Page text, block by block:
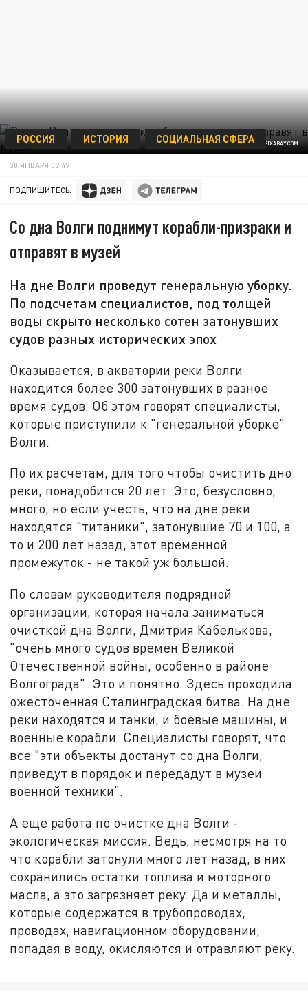
ФОТО/PIXABAY.COM
РОССИЯ ИСТОРИЯ СОЦИАЛЬНАЯ СФЕРА
30 ЯНВАРЯ 09:49
ПОДПИШИТЕСЬ:
Со дна Волги поднимут корабли-призраки и
отправят в музей
На дне Волги проведут генеральную уборку.
По подсчетам специалистов, под толщей
воды скрыто несколько сотен затонувших
судов разных исторических эпох
Оказывается, в акватории реки Волги
находится более 300 затонувших в разное
время судов. Об этом говорят специалисты,
которые приступили к "генеральной уборке"
Волги.
По их расчетам, для того чтобы очистить дно
реки, понадобится 20 лет. Это, безусловно,
много, но если учесть, что на дне реки
находятся "титаники", затонувшие 70 и 100, а
то и 200 лет назад, этот временной
промежуток - не такой уж большой.
По словам руководителя подрядной
организации, которая начала заниматься
очисткой дна Волги, Дмитрия Кабелькова,
"очень много судов времен Великой
Отечественной войны, особенно в районе
Волгограда". Это и понятно. Здесь проходила
ожесточенная Сталинградская битва. На дне
реки находятся и танки, и боевые машины, и
военные корабли. Специалисты говорят, что
все "эти объекты достанут со дна Волги,
приведут в порядок и передадут в музеи
военной техники".
А еще работа по очистке дна Волги -
экологическая миссия. Ведь, несмотря на то
что корабли затонули много лет назад, в них
сохранились остатки топлива и моторного
масла, а это загрязняет реку. Да и металлы,
которые содержатся в трубопроводах,
проводах, навигационном оборудовании,
попадая в воду, окисляются и отравляют реку.